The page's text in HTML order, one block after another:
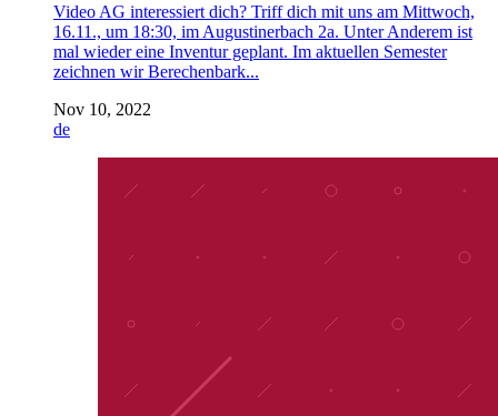
Video AG interessiert dich? Triff dich mit uns am Mittwoch,
16.11., um 18:30, im Augustinerbach 2a. Unter Anderem ist
mal wieder eine Inventur geplant. Im aktuellen Semester
zeichnen wir Berechenbark...
Nov 10, 2022
de